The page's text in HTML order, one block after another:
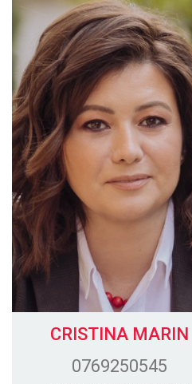
CRISTINA MARIN
0769250545